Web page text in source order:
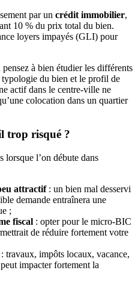
par un crédit immobilier,
10 % du prix total du bien.
loyers impayés (GLI) pour
à bien étudier les différents
du bien et le profil de
actif dans le centre-ville ne
colocation dans un quartier
trop risqué ?
lorsque l’on débute dans
attractif : un bien mal desservi
demande entraînera une
;
fiscal : opter pour le micro-BIC
de réduire fortement votre
: travaux, impôts locaux, vacance,
impacter fortement la